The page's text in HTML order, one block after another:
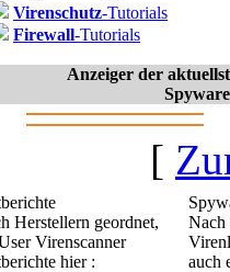
Virenschutz-Tutorials
Firewall-Tutorials
Anzeiger der
[
Herstellern geordnet,
Virenscanner
hier :
Nach
auch